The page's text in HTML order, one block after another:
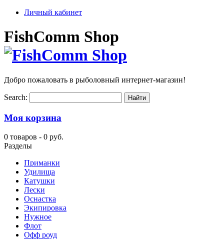
Личный кабинет
FishComm Shop
Добро пожаловать в рыболовный интернет-магазин!
Search:
Моя корзина
0 товаров - 0 руб.
Разделы
Приманки
Удилища
Катушки
Лески
Оснастка
Экипировка
Нужное
Флот
Офф роуд